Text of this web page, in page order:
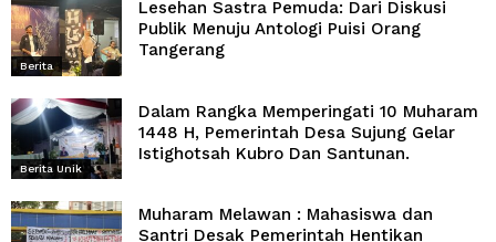
Berita
Lesehan Sastra Pemuda: Dari Diskusi
Publik Menuju Antologi Puisi Orang
Tangerang
Berita Unik
Dalam Rangka Memperingati 10 Muharam
1448 H, Pemerintah Desa Sujung Gelar
Istighotsah Kubro Dan Santunan.
Muharam Melawan : Mahasiswa dan
Santri Desak Pemerintah Hentikan